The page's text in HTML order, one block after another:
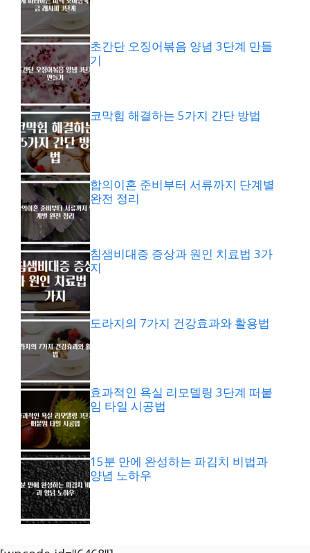
초간단 오징어볶음 양념 3단계 만들
기
코막힘 해결하는 5가지 간단 방법
합의이혼 준비부터 서류까지 단계별
완전 정리
침샘비대증 증상과 원인 치료법 3가
지
도라지의 7가지 건강효과와 활용법
효과적인 욕실 리모델링 3단계 떠붙
임 타일 시공법
15분 만에 완성하는 파김치 비법과
양념 노하우